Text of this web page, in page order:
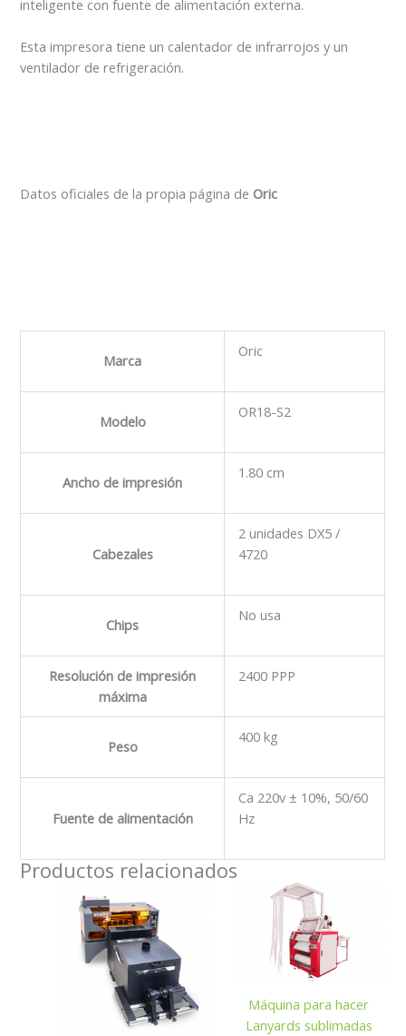
inteligente con fuente de alimentación externa.
Esta impresora tiene un calentador de infrarrojos y un
ventilador de refrigeración.
Datos oficiales de la propia página de Oric
Marca
Oric
Modelo
OR18-S2
Ancho de impresión
1.80 cm
Cabezales
2 unidades DX5 /
4720
Chips
No usa
Resolución de impresión
máxima
2400 PPP
Peso
400 kg
Fuente de alimentación
Ca 220v ± 10%, 50/60
Hz
Productos relacionados
Máquina para hacer
Lanyards sublimadas